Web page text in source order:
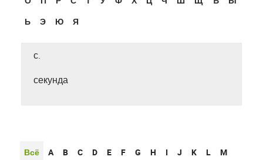
Ь
Э Ю Я
с.
секунда
Всё A B C D E F G H I J K L
M